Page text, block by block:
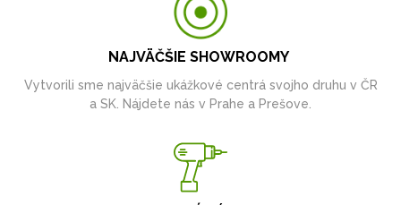
NAJVÄČŠIE SHOWROOMY
Vytvorili sme najväčšie ukážkové centrá svojho druhu v ČR
a SK. Nájdete nás v Prahe a Prešove.